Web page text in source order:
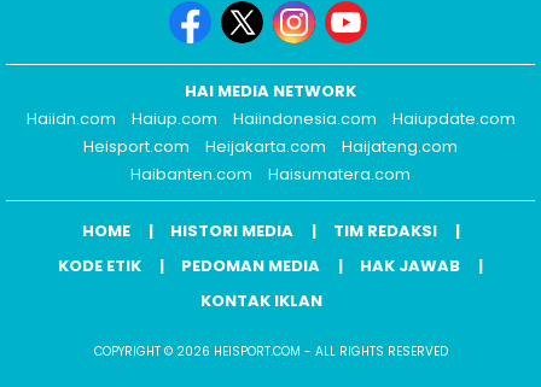
HAI MEDIA NETWORK
Haiidn.com
Haiup.com Haiindonesia.com
Haiupdate.com
Heisport.com
Heijakarta.com
Haijateng.com
Haibanten.com
Haisumatera.com
HOME HISTORI MEDIA
TIM REDAKSI
KODE ETIK
PEDOMAN MEDIA
HAK JAWAB
KONTAK IKLAN
COPYRIGHT © 2026 HEISPORT.COM - ALL RIGHTS RESERVED